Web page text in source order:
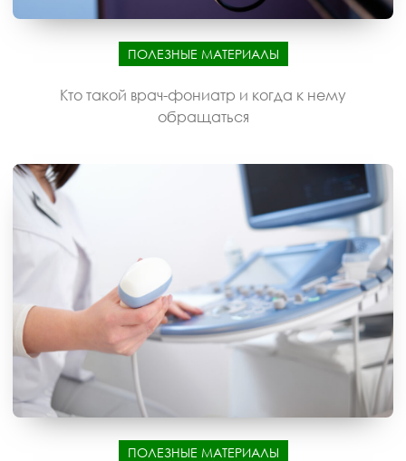
ПОЛЕЗНЫЕ МАТЕРИАЛЫ
Кто такой врач-фониатр и когда к нему
обращаться
ПОЛЕЗНЫЕ МАТЕРИАЛЫ